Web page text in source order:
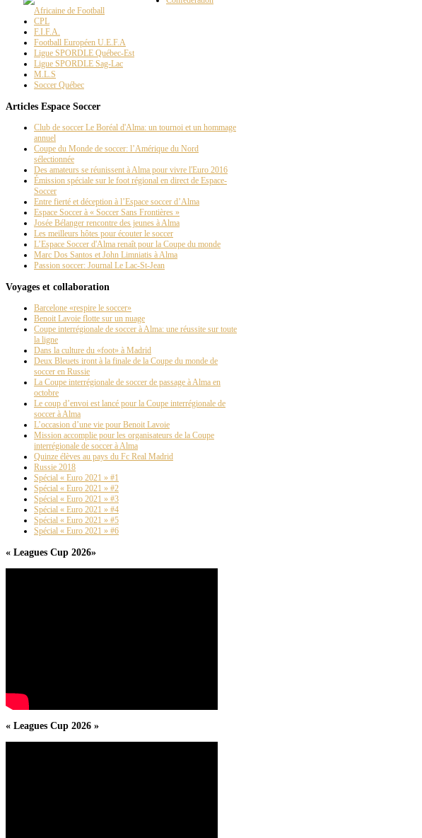
Africaine de Football
CPL
F.I.F.A.
Football Européen U.E.F.A
Ligue SPORDLE Québec-Est
Ligue SPORDLE Sag-Lac
M.L.S
Soccer Québec
Articles Espace Soccer
Club de soccer Le Boréal d'Alma: un tournoi et un hommage
annuel
Coupe du Monde de soccer: l’Amérique du Nord
sélectionnée
Des amateurs se réunissent à Alma pour vivre l'Euro 2016
Émission spéciale sur le foot régional en direct de Espace-
Soccer
Entre fierté et déception à l’Espace soccer d’Alma
Espace Soccer à « Soccer Sans Frontières »
Josée Bélanger rencontre des jeunes à Alma
Les meilleurs hôtes pour écouter le soccer
L’Espace Soccer d'Alma renaît pour la Coupe du monde
Marc Dos Santos et John Limniatis à Alma
Passion soccer: Journal Le Lac-St-Jean
Voyages et collaboration
Barcelone «respire le soccer»
Benoit Lavoie flotte sur un nuage
Coupe interrégionale de soccer à Alma: une réussite sur toute
la ligne
Dans la culture du «foot» à Madrid
Deux Bleuets iront à la finale de la Coupe du monde de
soccer en Russie
La Coupe interrégionale de soccer de passage à Alma en
octobre
Le coup d’envoi est lancé pour la Coupe interrégionale de
soccer à Alma
L’occasion d’une vie pour Benoit Lavoie
Mission accomplie pour les organisateurs de la Coupe
interrégionale de soccer à Alma
Quinze élèves au pays du Fc Real Madrid
Russie 2018
Spécial « Euro 2021 » #1
Spécial « Euro 2021 » #2
Spécial « Euro 2021 » #3
Spécial « Euro 2021 » #4
Spécial « Euro 2021 » #5
Spécial « Euro 2021 » #6
« Leagues Cup 2026»
« Leagues Cup 2026 »